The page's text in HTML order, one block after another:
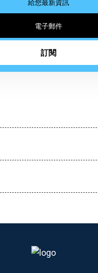
給您最新資訊
訂閱